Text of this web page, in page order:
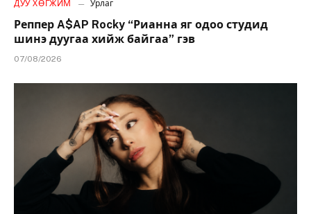
ДУУ ХӨГЖИМ Урлаг
Реппер A$AP Rocky “Рианна яг одоо студид
шинэ дуугаа хийж байгаа” гэв
07/08/2026